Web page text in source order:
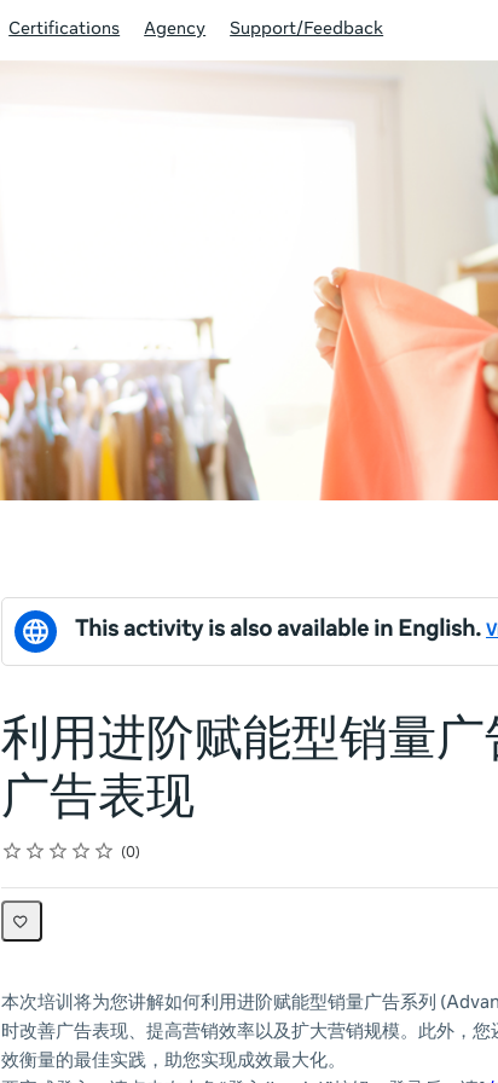
Certifications Agency Support/Feedback
This activity is also available in English.
利用进阶赋能型销量
广告表现
Rating
1 star
2 stars
3 stars
4 stars
5 stars
Average rating: 0 0
No reviews
本次培训将为您讲解如何利用进阶赋能型销量广告系列
时改善广告表现、提高营销效率以及扩大营销规模。此外，
效衡量的最佳实践，助您实现成效最大化。